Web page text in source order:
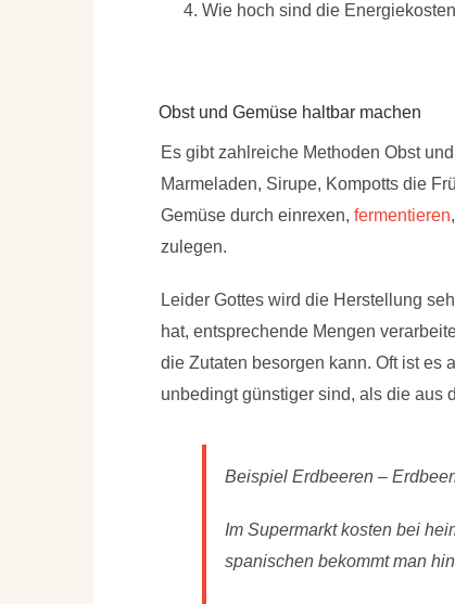
Wie hoch sind die
Obst und Gemüse haltbar machen
Es gibt zahlreiche Methoden Obst
Marmeladen, Sirupe, Kompotts die
Gemüse durch einrexen, fermentieren
zulegen.
Leider Gottes wird die Herstellung
hat, entsprechende Mengen
die Zutaten besorgen kann. Oft ist es
unbedingt günstiger sind, als die aus
Beispiel Erdbeeren –
Im Supermarkt kosten bei
spanischen bekommt man